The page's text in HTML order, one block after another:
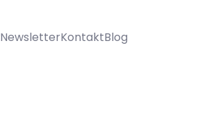
NewsletterKontaktBlog